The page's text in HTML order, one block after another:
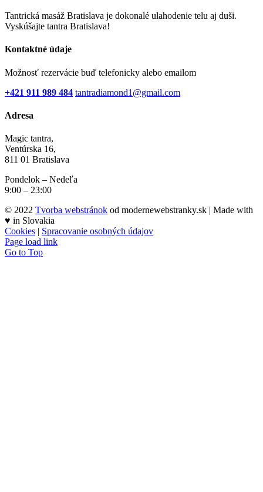
Tantrická masáž Bratislava je dokonalé ulahodenie telu aj duši.
Vyskúšajte tantra Bratislava!
Kontaktné údaje
Možnosť rezervácie buď telefonicky alebo emailom
+421 911 989 484 tantradiamond1@gmail.com
Adresa
Magic tantra,
Ventúrska 16,
811 01 Bratislava
Pondelok – Nedeľa
9:00 – 23:00
© 2022 Tvorba webstránok od modernewebstranky.sk | Made with
♥ in Slovakia
Cookies | Spracovanie osobných údajov
Page load link
Go to Top